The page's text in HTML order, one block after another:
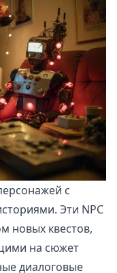
с
Эти NPC
новых квестов,
на сюжет
диалоговые